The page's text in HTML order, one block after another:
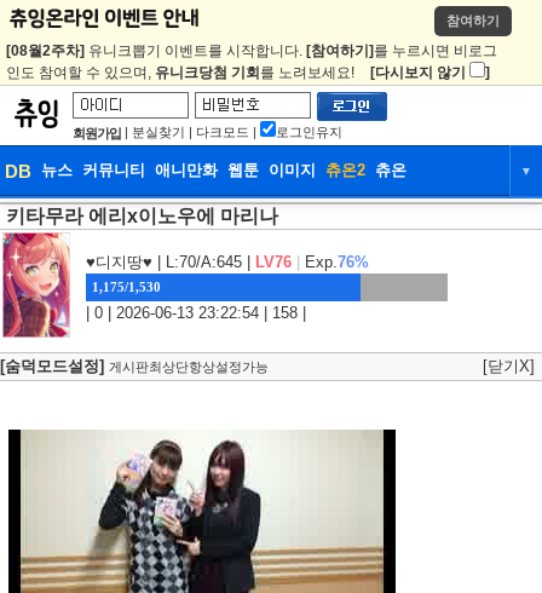
참여하기
[08월2주차] 유니크뽑기 이벤트를 시작합니다. [참여하기] 를 누르시면 비로그
인도 참여할 수 있으며, 유니크당첨 기회 를 노려보세요! [다시보지 않기 ]
회원가입 | 분실찾기 | 다크모드 | 로그인유지
DB 뉴스 커뮤니티 애니만화 웹툰 이미지 츄온2 츄온 ▼
DB 뉴스
웹툰 이미지 츄온2
키타무라 에리x이노우에 마리나
♥디지땅♥ | L:70/A:645 | LV76 Exp.76%
1,175/1,530
| 0 | 2026-06-13 23:22:54 | 158 |
[숨덕모드설정] 게시판최상단항상설정가능 [닫기X]